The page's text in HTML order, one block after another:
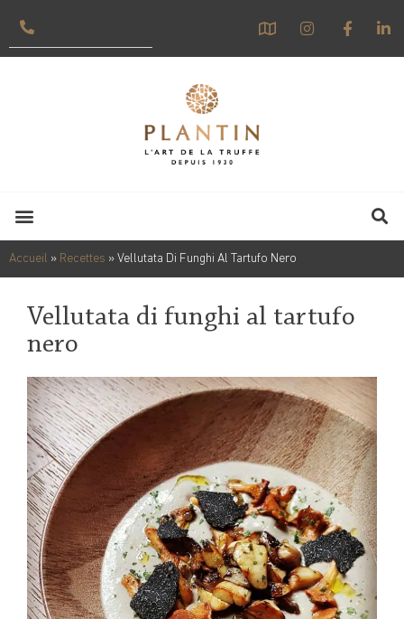
Accueil » Recettes » Vellutata Di Funghi Al Tartufo Nero
Vellutata di funghi al tartufo
nero